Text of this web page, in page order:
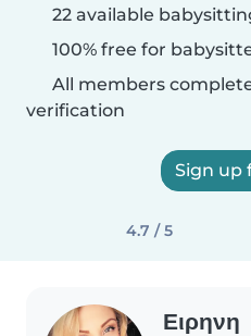
22 available
100% free for
All members
verification
Sign up
4.7 / 5
Ειρηνη